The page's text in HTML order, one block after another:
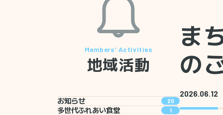
ま
の
2026.06.12
地域活動
お知らせ 20
多世代ふれあい食堂 1